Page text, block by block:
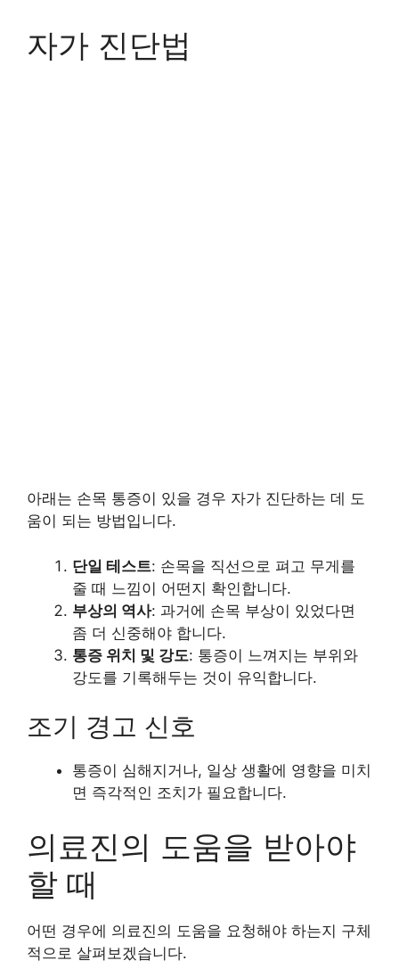
자가 진단법
아래는 손목 통증이 있을 경우 자가 진단하는 데 도
움이 되는 방법입니다.
단일 테스트: 손목을 직선으로 펴고 무게를
줄 때 느낌이 어떤지 확인합니다.
부상의 역사: 과거에 손목 부상이 있었다면
좀 더 신중해야 합니다.
통증 위치 및 강도: 통증이 느껴지는 부위와
강도를 기록해두는 것이 유익합니다.
조기 경고 신호
통증이 심해지거나, 일상 생활에 영향을 미치
면 즉각적인 조치가 필요합니다.
의료진의 도움을 받아야
할 때
어떤 경우에 의료진의 도움을 요청해야 하는지 구체
적으로 살펴보겠습니다.